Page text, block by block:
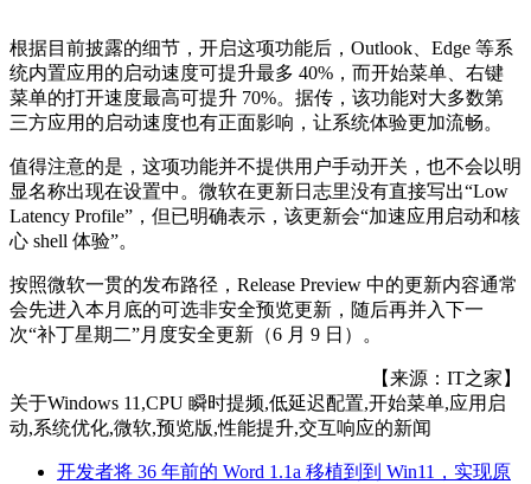
根据目前披露的细节，开启这项功能后，Outlook、Edge 等系
统内置应用的启动速度可提升最多 40%，而开始菜单、右键
菜单的打开速度最高可提升 70%。据传，该功能对大多数第
三方应用的启动速度也有正面影响，让系统体验更加流畅。
值得注意的是，这项功能并不提供用户手动开关，也不会以明
显名称出现在设置中。微软在更新日志里没有直接写出“Low
Latency Profile”，但已明确表示，该更新会“加速应用启动和核
心 shell 体验”。
按照微软一贯的发布路径，Release Preview 中的更新内容通常
会先进入本月底的可选非安全预览更新，随后再并入下一
次“补丁星期二”月度安全更新（6 月 9 日）。
【来源：IT之家】
关于Windows 11,CPU 瞬时提频,低延迟配置,开始菜单,应用启
动,系统优化,微软,预览版,性能提升,交互响应的新闻
开发者将 36 年前的 Word 1.1a 移植到到 Win11，实现原